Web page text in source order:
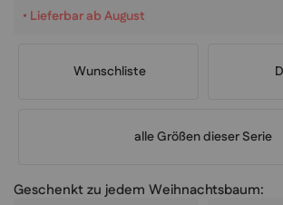
• Lieferbar ab August
Wunschliste
alle Größen dieser Serie
Geschenkt zu jedem Weihnachtsbaum: